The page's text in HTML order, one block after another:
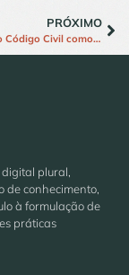
PRÓXIMO
Atualização do Código Civil como oportunidade para codificação dos neurodireitos
plural,
conhecimento,
à formulação de
práticas